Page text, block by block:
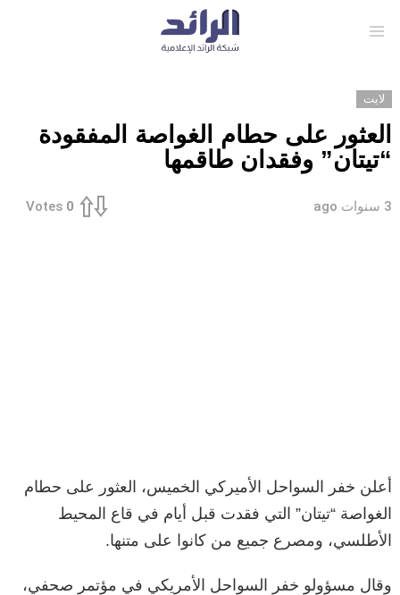
لايت
العثور على حطام الغواصة المفقودة
“تيتان” وفقدان طاقمها
3 سنوات ago 0
Votes
أعلن خفر السواحل الأميركي الخميس، العثور على حطام
الغواصة “تيتان” التي فقدت قبل أيام في قاع المحيط
الأطلسي، ومصرع جميع من كانوا على متنها.
وقال مسؤولو خفر السواحل الأمريكي في مؤتمر صحفي،